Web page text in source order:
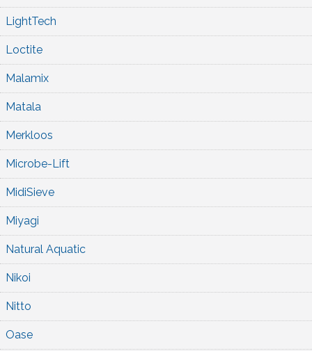
LightTech
Loctite
Malamix
Matala
Merkloos
Microbe-Lift
MidiSieve
Miyagi
Natural Aquatic
Nikoi
Nitto
Oase